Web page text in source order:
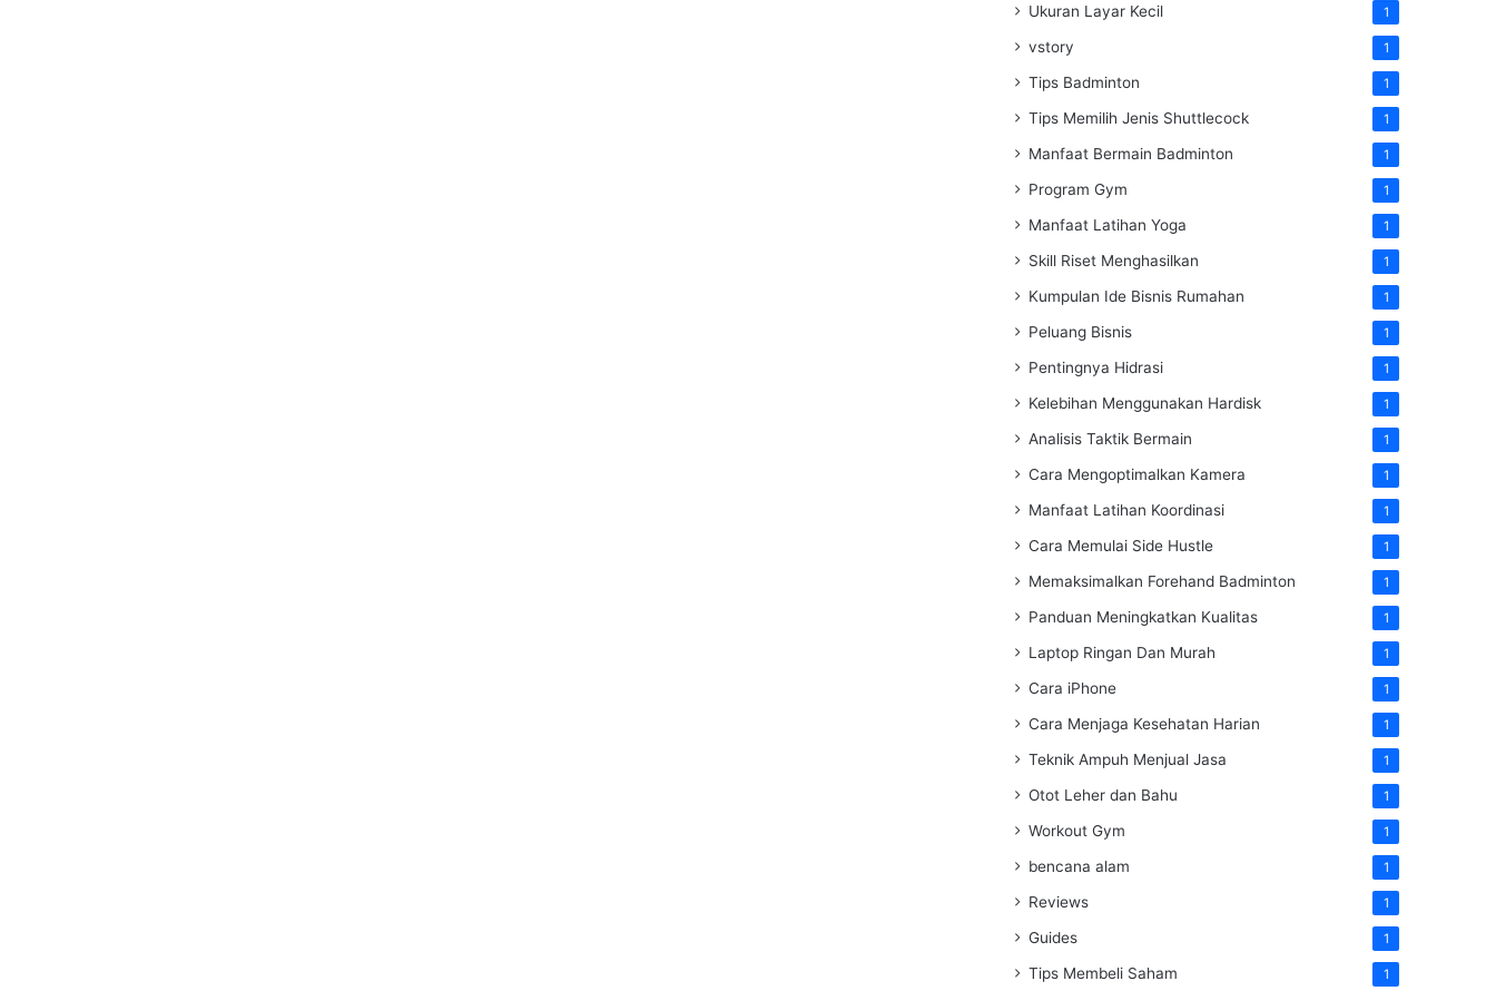
Ukuran Layar Kecil 1
vstory 1
Tips Badminton 1
Tips Memilih Jenis Shuttlecock 1
Manfaat Bermain Badminton 1
Program Gym 1
Manfaat Latihan Yoga 1
Skill Riset Menghasilkan 1
Kumpulan Ide Bisnis Rumahan 1
Peluang Bisnis 1
Pentingnya Hidrasi 1
Kelebihan Menggunakan Hardisk 1
Analisis Taktik Bermain 1
Cara Mengoptimalkan Kamera 1
Manfaat Latihan Koordinasi 1
Cara Memulai Side Hustle 1
Memaksimalkan Forehand Badminton 1
Panduan Meningkatkan Kualitas 1
Laptop Ringan Dan Murah 1
Cara iPhone 1
Cara Menjaga Kesehatan Harian 1
Teknik Ampuh Menjual Jasa 1
Otot Leher dan Bahu 1
Workout Gym 1
bencana alam 1
Reviews 1
Guides 1
Tips Membeli Saham 1